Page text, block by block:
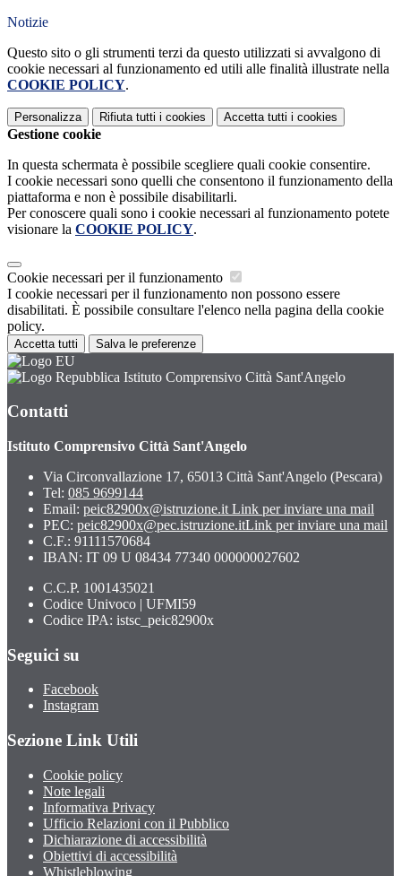
Notizie
Questo sito o gli strumenti terzi da questo utilizzati si avvalgono di
cookie necessari al funzionamento ed utili alle finalità illustrate nella
COOKIE POLICY.
Personalizza Rifiuta tutti i cookies Accetta tutti i cookies
Gestione cookie
In questa schermata è possibile scegliere quali cookie consentire.
I cookie necessari sono quelli che consentono il funzionamento della
piattaforma e non è possibile disabilitarli.
Per conoscere quali sono i cookie necessari al funzionamento potete
visionare la COOKIE POLICY.
Cookie necessari per il funzionamento
I cookie necessari per il funzionamento non possono essere
disabilitati. È possibile consultare l'elenco nella pagina della cookie
policy.
Accetta tutti Salva le preferenze
Istituto Comprensivo Città Sant'Angelo
Contatti
Istituto Comprensivo Città Sant'Angelo
Via Circonvallazione 17, 65013 Città Sant'Angelo (Pescara)
Tel: 085 9699144
Email: peic82900x@istruzione.it Link per inviare una mail
PEC: peic82900x@pec.istruzione.itLink per inviare una mail
C.F.: 91111570684
IBAN: IT 09 U 08434 77340 000000027602
C.C.P. 1001435021
Codice Univoco | UFMI59
Codice IPA: istsc_peic82900x
Seguici su
Facebook
Instagram
Sezione Link Utili
Cookie policy
Note legali
Informativa Privacy
Ufficio Relazioni con il Pubblico
Dichiarazione di accessibilità
Obiettivi di accessibilità
Whistleblowing